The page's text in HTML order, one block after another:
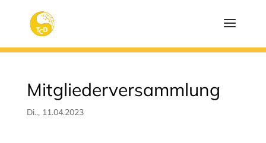
Mitgliederversammlung
Di.., 11.04.2023